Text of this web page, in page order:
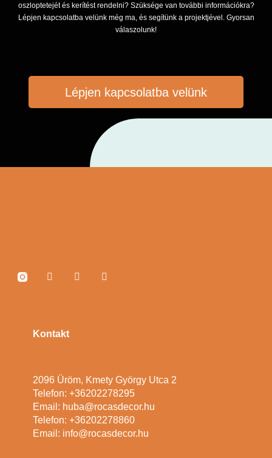
oszloptetejét és kerítést rendelni? Szüksége van további információkra?
Lépjen kapcsolatba velünk még ma, és segítünk a projektjével. Gyorsan
válaszolunk!
Lépjen kapcsolatba velünk
Kontakt
2096 Üröm, Kmety György Utca 2
Telefon: +36202278295
Email: huba@rocasdecor.hu
Telefon: +36202278860
Email: info@rocasdecor.hu